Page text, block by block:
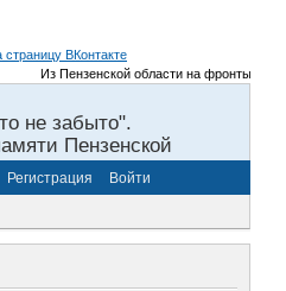
Из Пензенской области на фронты
не забыто".
Пензенской
Регистрация Войти